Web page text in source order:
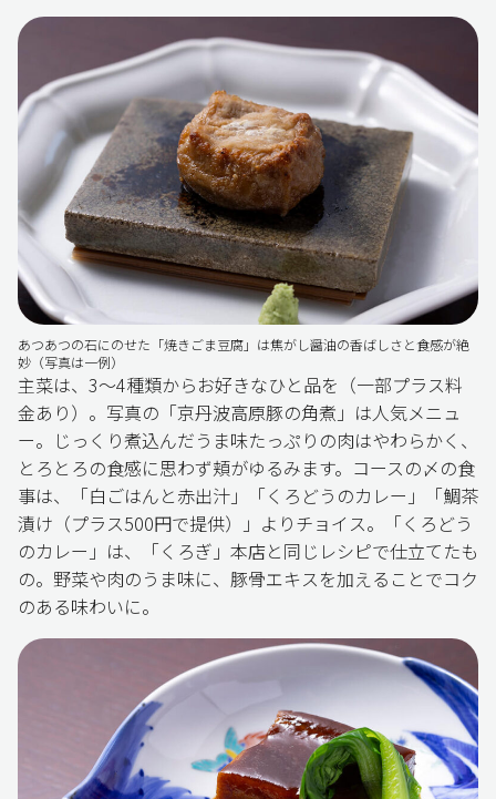
あつあつの石にのせた「焼きごま豆腐」は焦がし醤油の香ばしさと食感が絶
妙（写真は一例）
主菜は、3～4種類からお好きなひと品を（一部プラス料
金あり）。写真の「京丹波高原豚の角煮」は人気メニュ
ー。じっくり煮込んだうま味たっぷりの肉はやわらかく、
とろとろの食感に思わず頬がゆるみます。コースの〆の食
事は、「白ごはんと赤出汁」「くろどうのカレー」「鯛茶
漬け（プラス500円で提供）」よりチョイス。「くろどう
のカレー」は、「くろぎ」本店と同じレシピで仕立てたも
の。野菜や肉のうま味に、豚骨エキスを加えることでコク
のある味わいに。